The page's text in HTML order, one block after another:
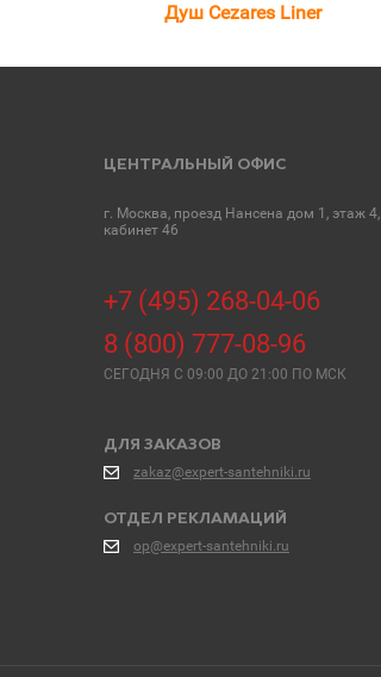
Душ Cezares Liner
ЦЕНТРАЛЬНЫЙ ОФИС
г. Москва, проезд Нансена дом 1, этаж 4,
кабинет 46
+7 (495) 268-04-06
8 (800) 777-08-96
СЕГОДНЯ C 09:00 ДО 21:00 ПО МСК
ДЛЯ ЗАКАЗОВ
zakaz@expert-santehniki.ru
ОТДЕЛ РЕКЛАМАЦИЙ
op@expert-santehniki.ru